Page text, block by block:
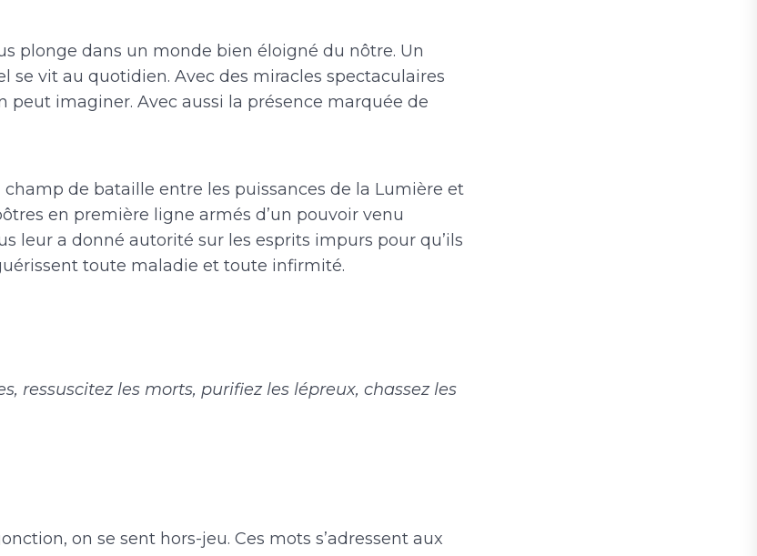
plonge dans un monde bien éloigné du nôtre. Un
se vit au quotidien. Avec des miracles spectaculaires
peut imaginer. Avec aussi la présence marquée de
de bataille entre les puissances de la Lumière et
en première ligne armés d’un pouvoir venu
leur a donné autorité sur les esprits impurs pour qu’ils
toute maladie et toute infirmité.
ressuscitez les morts, purifiez les lépreux, chassez les
on se sent hors-jeu. Ces mots s’adressent aux